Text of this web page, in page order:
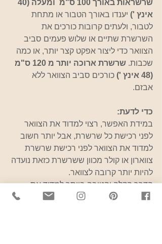
אינץ ') יענדו באורך הטבור או מתחת
לטבור, ולעתים קרובות כורכים את
השרשרת שתיים או שלוש פעמים סביב
הצוואר כדי ליצור אפקט קצר יותר, או כמה
שכבות.
שרשרת ארוכה יותר מ 120 ס"מ
(48 אינץ ')
כורכים סביב הצוואר ללא
אבזם.
כדי לדעת:
במידת האפשר, רצוי למדוד את הצוואר
לפני רכישת כל שרשרת, אבל יותר חשוב
למדוד את הצוואר לפני רכישת שרשרת
צווארון או קולר מכוון ששרשרת כזאת נועדה
להיות יותר קרובה לצוואר.
הדרך הקלה והטובה ביותר למדוד את
הצוואר היא עם סרט מדידה רך. פשוט